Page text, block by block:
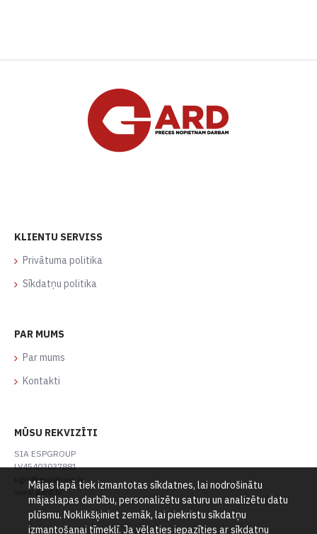
KLIENTU SERVISS
Privātuma politika
Sīkdatņu politika
PAR MUMS
Par mums
Kontakti
MŪSU REKVIZĪTI
SIA ESPGROUP
LV45403037881
ugis@espgroup.lv
www.gard.lv
Mājas lapā tiek izmantotas sīkdatnes, lai nodrošinātu
mājaslapas darbību, personalizētu saturu un analizētu datu
plūsmu. Noklikšķiniet zemāk, lai piekristu sīkdatņu
izmantošanai tīmeklī. Ja vēlaties iepazīties ar sīkdatņu